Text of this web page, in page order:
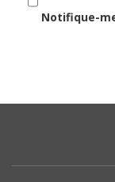
Notifique-